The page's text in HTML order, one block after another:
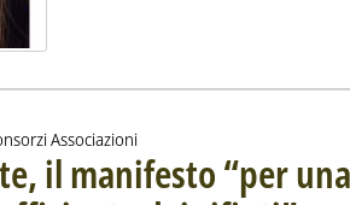
Associazioni
il manifesto “per